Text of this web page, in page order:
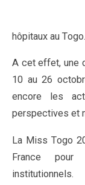
hôpitaux au Togo.
A cet effet, une
10 au 26
encore les
perspectives et
La Miss Togo
France pour
institutionnels.